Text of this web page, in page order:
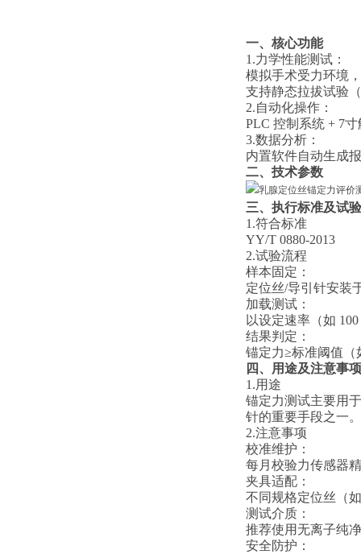
一、核心功能
1.‌力学性能测试‌：
模拟手术受力环境
支持静态拉拔试验
2.‌自动化操作‌：
PLC 控制系统 + 7
3.‌数据分析‌：
内置软件自动生成
二、技术参数
三、 执行标准及试
1.符合标准
YY/T 0880-2013
2.试验流程
‌样本固定‌：
定位丝/导引针安装
‌加载测试‌：
以设定速率（如
‌结果判定‌：
锚定力≥标准阈值（
四、
用途及注意事项
1.用途
锚定力测试主要用
针的重要手段之一。
2.注意事项
‌校准维护‌：
每月校验力传感器
‌夹具适配‌：
不同规格定位丝（
‌测试介质‌：
推荐使用无离子纯
‌安全防护‌：